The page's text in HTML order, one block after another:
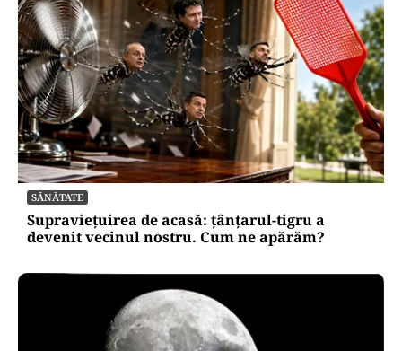
SĂNĂTATE
Supraviețuirea de acasă: țânțarul-tigru a
devenit vecinul nostru. Cum ne apărăm?